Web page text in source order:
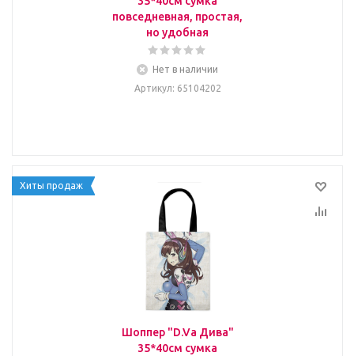
повседневная, простая,
но удобная
Нет в наличии
Артикул: 65104202
Хиты продаж
Шоппер "D.Va Дива"
35*40см сумка